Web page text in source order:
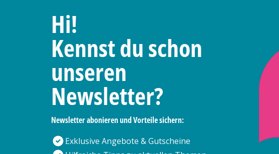
Hi!
Kennst du schon
unseren
Newsletter?
Newsletter abonieren und Vorteile sichern:
Exklusive Angebote & Gutscheine